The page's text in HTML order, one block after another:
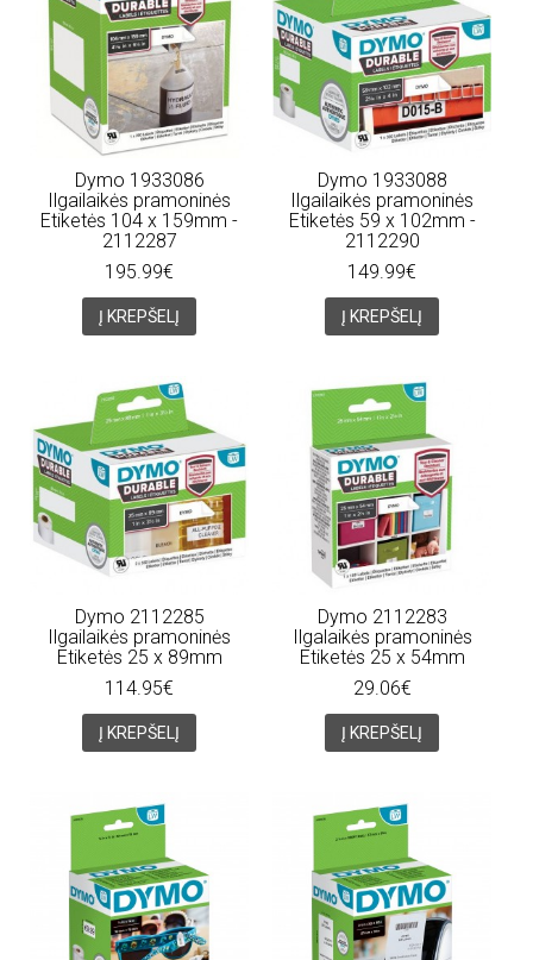
Dymo 1933086
Ilgailaikės pramoninės
Etiketės 104 x 159mm -
2112287
195.99€
Į KREPŠELĮ
Dymo 1933088
Ilgailaikės pramoninės
Etiketės 59 x 102mm -
2112290
149.99€
Į KREPŠELĮ
Dymo 2112285
Ilgailaikės pramoninės
Etiketės 25 x 89mm
114.95€
Į KREPŠELĮ
Dymo 2112283
Ilgalaikės pramoninės
Etiketės 25 x 54mm
29.06€
Į KREPŠELĮ